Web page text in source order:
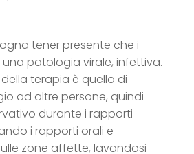
tener presente che i
patologia virale, infettiva.
terapia è quello di
ad altre persone, quindi
durante i rapporti
i rapporti orali e
zone affette, lavandosi